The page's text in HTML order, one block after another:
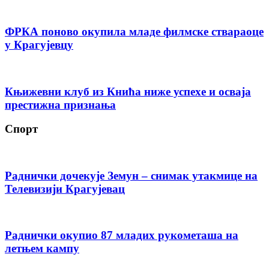
ФРКА поново окупила младе филмске ствараоце
у Крагујевцу
Књижевни клуб из Кнића ниже успехе и осваја
престижна признања
Спорт
Раднички дочекује Земун – снимак утакмице на
Телевизији Крагујевац
Раднички окупио 87 младих рукометаша на
летњем кампу